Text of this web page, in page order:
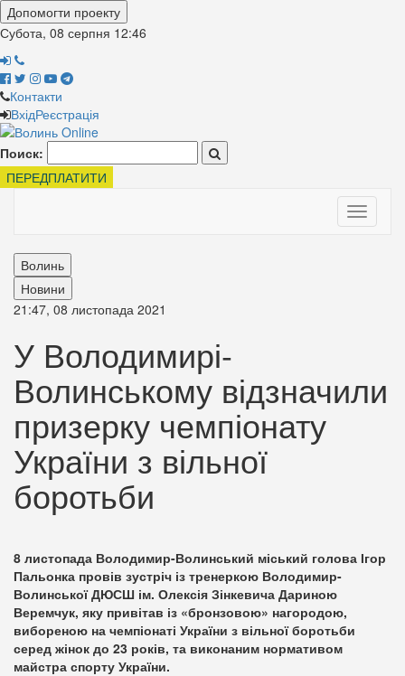
Допомогти проекту
Субота, 08 серпня 12:46
Контакти
ВхідРеєстрація
Поиск:
ПЕРЕДПЛАТИТИ
Toggle
Волинь
Новини
21:47, 08 листопада 2021
У Володимирі-
Волинському відзначили
призерку чемпіонату
України з вільної
боротьби
8 листопада Володимир-Волинський міський голова Ігор
Пальонка провів зустріч із тренеркою Володимир-
Волинської ДЮСШ ім. Олексія Зінкевича Дариною
Веремчук, яку привітав із «бронзовою» нагородою,
вибореною на чемпіонаті України з вільної боротьби
серед жінок до 23 років, та виконаним нормативом
майстра спорту України.